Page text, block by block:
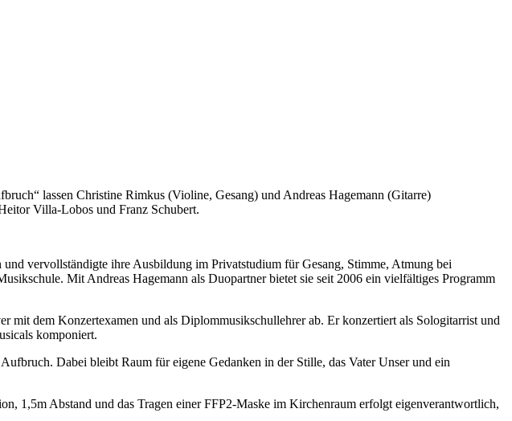
lassen Christine Rimkus (Violine, Gesang) und Andreas Hagemann (Gitarre)
Villa-Lobos und Franz Schubert.
vervollständigte ihre Ausbildung im Privatstudium für Gesang, Stimme, Atmung bei
Mit Andreas Hagemann als Duopartner bietet sie seit 2006 ein vielfältiges Programm
dem Konzertexamen und als Diplommusikschullehrer ab. Er konzertiert als Sologitarrist und
komponiert.
Dabei bleibt Raum für eigene Gedanken in der Stille, das Vater Unser und ein
1,5m Abstand und das Tragen einer FFP2-Maske im Kirchenraum erfolgt eigenverantwortlich,